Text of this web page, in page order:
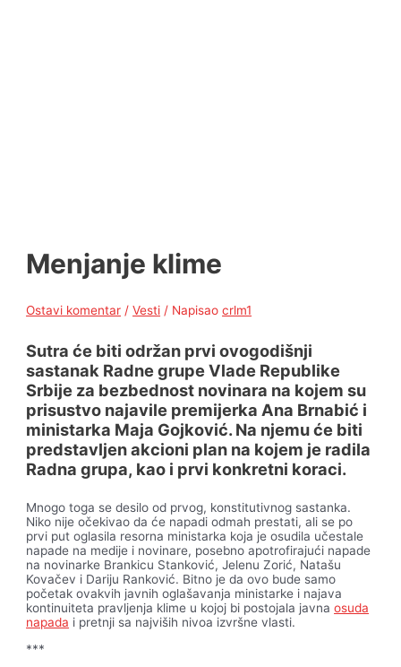
Menjanje klime
Ostavi komentar /Vesti / Napisao crlm1
Sutra će biti održan prvi ovogodišnji
sastanak Radne grupe Vlade Republike
Srbije za bezbednost novinara na kojem su
prisustvo najavile premijerka Ana Brnabić i
ministarka Maja Gojković. Na njemu će biti
predstavljen akcioni plan na kojem je radila
Radna grupa, kao i prvi konkretni koraci.
Mnogo toga se desilo od prvog, konstitutivnog sastanka.
Niko nije očekivao da će napadi odmah prestati, ali se po
prvi put oglasila resorna ministarka koja je osudila učestale
napade na medije i novinare, posebno apotrofirajući napade
na novinarke Brankicu Stanković, Jelenu Zorić, Natašu
Kovačev i Dariju Ranković. Bitno je da ovo bude samo
početak ovakvih javnih oglašavanja ministarke i najava
kontinuiteta pravljenja klime u kojoj bi postojala javnaosuda
napada i pretnji sa najviših nivoa izvršne vlasti.
***